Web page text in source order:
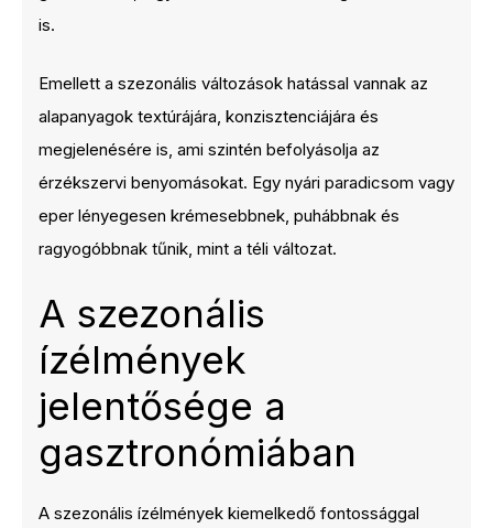
is.
Emellett a szezonális változások hatással vannak az
alapanyagok textúrájára, konzisztenciájára és
megjelenésére is, ami szintén befolyásolja az
érzékszervi benyomásokat. Egy nyári paradicsom vagy
eper lényegesen krémesebbnek, puhábbnak és
ragyogóbbnak tűnik, mint a téli változat.
A szezonális
ízélmények
jelentősége a
gasztronómiában
A szezonális ízélmények kiemelkedő fontossággal